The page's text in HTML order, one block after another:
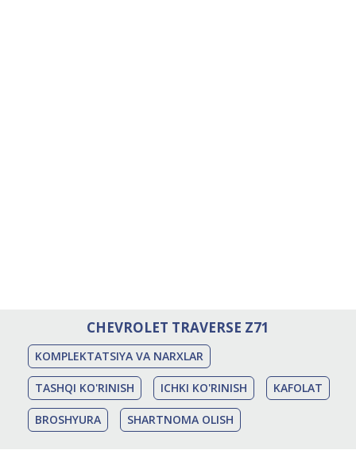
CHEVROLET TRAVERSE Z71
KOMPLEKTATSIYA VA NARXLAR
TASHQI KO'RINISH ICHKI KO'RINISH KAFOLAT
BROSHYURA SHARTNOMA OLISH